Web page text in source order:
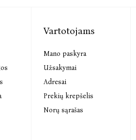
Vartotojams
Mano paskyra
Užsakymai
Adresai
Prekių krepšelis
Norų sąrašas